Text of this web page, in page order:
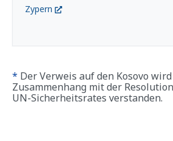
Zypern
* Der Verweis auf den Kosovo
Zusammenhang mit der
UN-Sicherheitsrates verstanden.